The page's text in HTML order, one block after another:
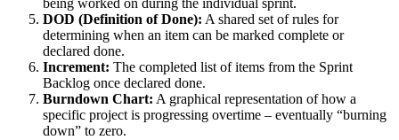
being worked on during the individual sprint.
DOD (Definition of Done): A shared set of rules for
determining when an item can be marked complete or
declared done.
Increment: The completed list of items from the Sprint
Backlog once declared done.
Burndown Chart: A graphical representation of how a
specific project is progressing overtime – eventually “burning
down” to zero.